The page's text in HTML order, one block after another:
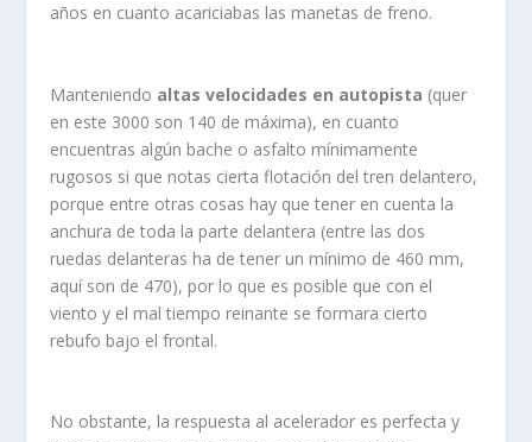
años en cuanto acariciabas las manetas de freno.
Manteniendo altas velocidades en autopista (quer
en este 3000 son 140 de máxima), en cuanto
encuentras algún bache o asfalto mínimamente
rugosos si que notas cierta flotación del tren delantero,
porque entre otras cosas hay que tener en cuenta la
anchura de toda la parte delantera (entre las dos
ruedas delanteras ha de tener un mínimo de 460 mm,
aquí son de 470), por lo que es posible que con el
viento y el mal tiempo reinante se formara cierto
rebufo bajo el frontal.
No obstante, la respuesta al acelerador es perfecta y